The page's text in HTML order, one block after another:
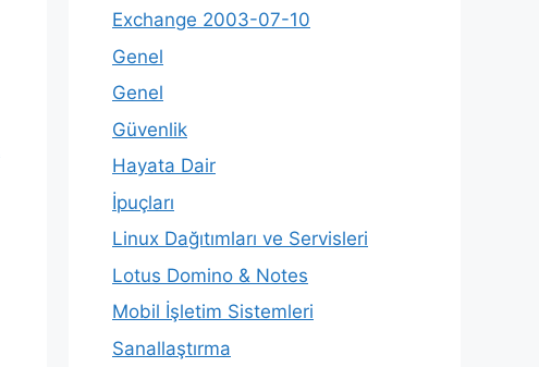
Exchange 2003-07-10
Genel
Genel
Güvenlik
Hayata Dair
İpuçları
Linux Dağıtımları ve Servisleri
Lotus Domino & Notes
Mobil İşletim Sistemleri
Sanallaştırma